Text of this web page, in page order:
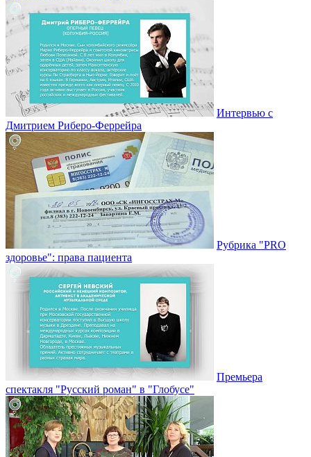
Интервью с
Дмитрием Риберо-Феррейра
Рубрика "PRO
здоровье": права пациента
Премьера
спектакля "Русский роман" в "Глобусе"